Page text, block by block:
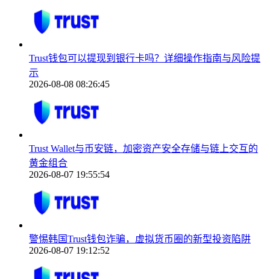
Trust钱包可以提现到银行卡吗？详细操作指南与风险提
示
2026-08-08 08:26:45
Trust Wallet与币安链，加密资产安全存储与链上交互的
黄金组合
2026-08-07 19:55:54
警惕韩国Trust钱包诈骗，虚拟货币圈的新型投资陷阱
2026-08-07 19:12:52